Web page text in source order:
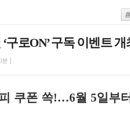
구로ON’ 구독 이벤트 개
분 ]
쿠폰 쏙!…6월 5일부